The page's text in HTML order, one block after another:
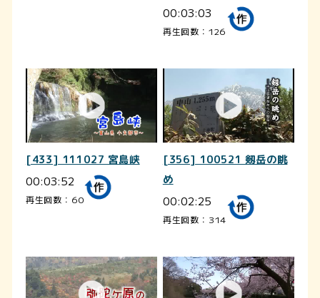
00:03:03
再生回数：126
[433] 111027 宮島峡
00:03:52
再生回数：60
[356] 100521 剱岳の眺
め
00:02:25
再生回数：314